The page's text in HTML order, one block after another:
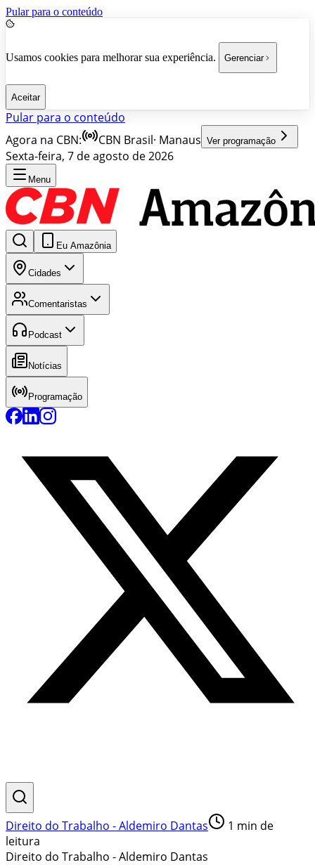
Pular para o conteúdo
Usamos cookies para melhorar sua experiência. Gerenciar
Aceitar
Pular para o conteúdo
Agora na CBN:
CBN Brasil· Manaus Ver programação
Sexta-feira, 7 de agosto de 2026
Menu
Eu Amazônia
Cidades
Comentaristas
Podcast
Notícias
Programação
Direito do Trabalho - Aldemiro Dantas 1 min de
leitura
Direito do Trabalho - Aldemiro Dantas